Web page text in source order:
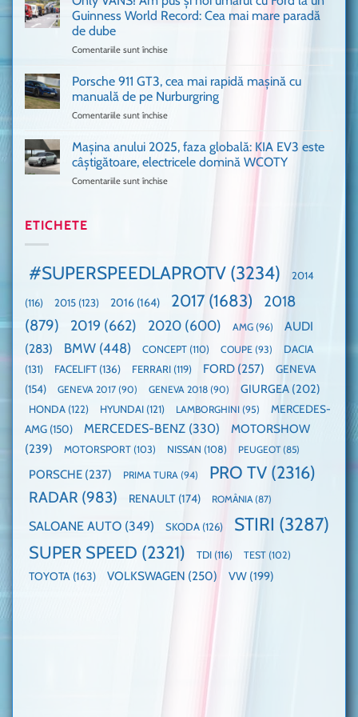
Ferrari
mulți
în
UK,
nevoie
de
Guinness World Record: Cea mai mare paradă
de dube
Comentariile sunt închise
VANS!
Am
pus
umărul
cu
mai
mare
paradă
de
dube
Porsche 911 GT3, cea mai rapidă mașină cu
manuală de pe Nurburgring
Comentariile sunt închise
911
GT3,
cea
pe
Nurburgring
Mașina anului 2025, faza globală: KIA EV3 este
câștigătoare, electricele domină WCOTY
Comentariile sunt închise
EV3
câștigătoare,
electricele
domină
WCOTY
ETICHETE
#SUPERSPEEDLAPROTV (3234) 2014
(116) 2015 (123) 2016 (164) 2017 (1683)
2018
(879)
2019 (662) 2020 (600) AMG (96)
AUDI
(283)
BMW (448) CONCEPT (110) COUPE (93)
DACIA
(131)
FACELIFT (136) FERRARI (119) FORD (257)
GENEVA
(154)
GENEVA 2017 (90) GENEVA 2018 (90) GIURGEA (202)
HONDA (122) HYUNDAI (121) LAMBORGHINI (95)
MERCEDES-
AMG (150) MERCEDES-BENZ (330)
MOTORSHOW
(239)
MOTORSPORT (103) NISSAN (108) PEUGEOT(85)
PORSCHE (237) PRIMA TURA (94) PRO TV (2316)
RADAR (983) RENAULT (174) ROMÂNIA(87)
SALOANE AUTO (349) SKODA (126) STIRI (3287)
SUPER SPEED (2321) TDI (116) TEST (102)
TOYOTA (163) VOLKSWAGEN (250) VW (199)